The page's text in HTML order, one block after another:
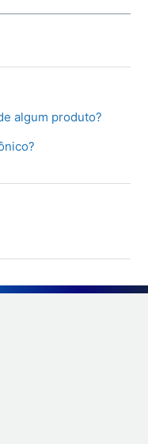
algum produto?